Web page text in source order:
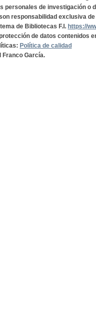
de investigación o
responsabilidad exclusiva
de Bibliotecas F.I. https://
de datos contenidos
Política de calidad
Franco García.